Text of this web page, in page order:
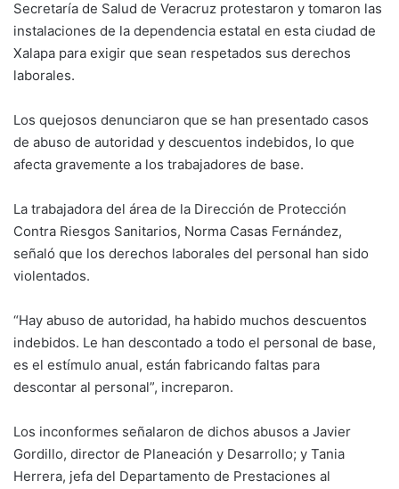
Secretaría de Salud de Veracruz protestaron y tomaron las
instalaciones de la dependencia estatal en esta ciudad de
Xalapa para exigir que sean respetados sus derechos
laborales.
Los quejosos denunciaron que se han presentado casos
de abuso de autoridad y descuentos indebidos, lo que
afecta gravemente a los trabajadores de base.
La trabajadora del área de la Dirección de Protección
Contra Riesgos Sanitarios, Norma Casas Fernández,
señaló que los derechos laborales del personal han sido
violentados.
“Hay abuso de autoridad, ha habido muchos descuentos
indebidos. Le han descontado a todo el personal de base,
es el estímulo anual, están fabricando faltas para
descontar al personal”, increparon.
Los inconformes señalaron de dichos abusos a Javier
Gordillo, director de Planeación y Desarrollo; y Tania
Herrera, jefa del Departamento de Prestaciones al